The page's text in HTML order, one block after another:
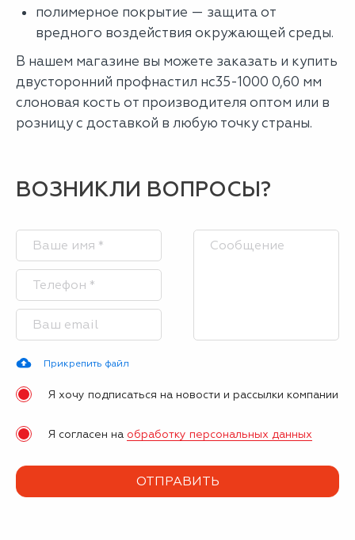
полимерное покрытие — защита от
вредного воздействия окружающей среды.
В нашем магазине вы можете заказать и купить
двусторонний профнастил нс35-1000 0,60 мм
слоновая кость от производителя оптом или в
розницу с доставкой в любую точку страны.
ВОЗНИКЛИ ВОПРОСЫ?
Прикрепить файл
Я хочу подписаться на новости и рассылки компании
Я согласен на обработку персональных данных